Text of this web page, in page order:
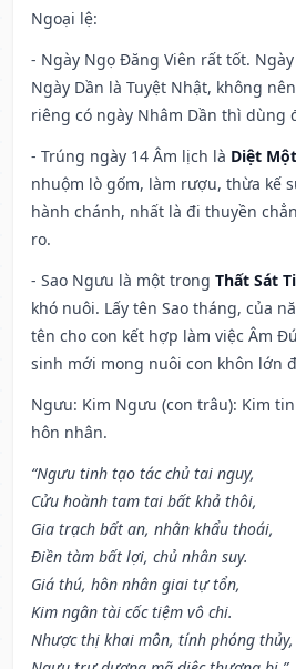
Ngoại lệ:
- Ngày Ngọ Đăng Viên rất tốt.
Ngày Dần là Tuyệt Nhật, không
riêng có ngày Nhâm Dần thì dùng
- Trúng ngày 14 Âm lịch là Diệt
nhuộm lò gốm, làm rượu, thừa kế
hành chánh, nhất là đi thuyền
ro.
- Sao Ngưu là một trong Thất Sát
khó nuôi. Lấy tên Sao tháng, của
tên cho con kết hợp làm việc Âm
sinh mới mong nuôi con khôn lớn
Ngưu: Kim Ngưu (con trâu): Kim
hôn nhân.
“Ngưu tinh tạo tác chủ tai nguy,
Cửu hoành tam tai bất khả thôi,
Gia trạch bất an, nhân khẩu thoái,
Điền tàm bất lợi, chủ nhân suy.
Giá thú, hôn nhân giai tự tổn,
Kim ngân tài cốc tiệm vô chi.
Nhược thị khai môn, tính phóng thủy,